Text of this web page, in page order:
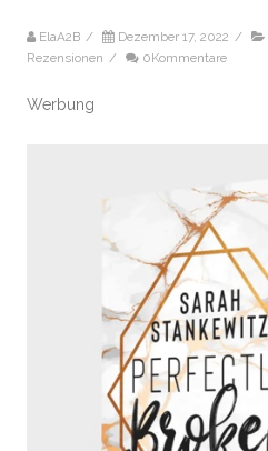
ElaA2B / Dezember 17, 2022 /
Rezensionen / 0Kommentare
Werbung